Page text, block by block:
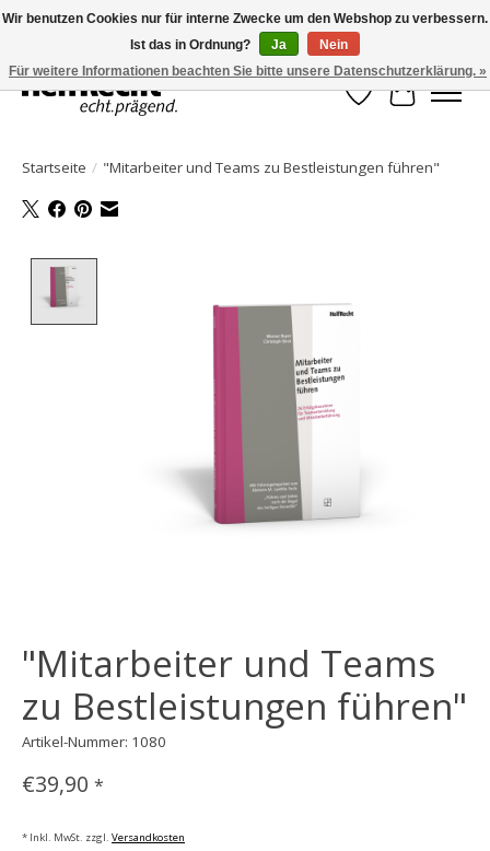
HelfRecht-Planer | Jahresaktualisierungen | Zubehör
Wunschzettel
Ihr
Startseite / "Mitarbeiter und Teams zu Bestleistungen führen"
"Mitarbeiter und Teams
zu Bestleistungen führen"
Artikel-Nummer: 1080
€39,90 *
* Inkl. MwSt. zzgl. Versandkosten
Wir benutzen Cookies nur für interne Zwecke um den Webshop zu verbessern.
Ist das in Ordnung?
Ja
Nein
Für weitere Informationen beachten Sie bitte unsere Datenschutzerklärung. »